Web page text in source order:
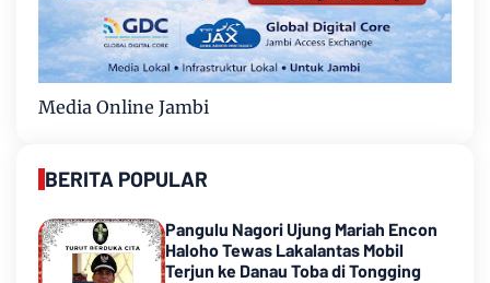
Media Online Jambi
BERITA POPULAR
Pangulu Nagori Ujung Mariah Encon
Haloho Tewas Lakalantas Mobil
Terjun ke Danau Toba di Tongging